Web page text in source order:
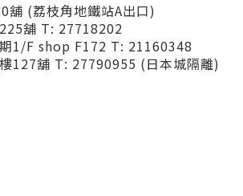
舖 (荔枝角地鐵站A出口)
舖 T: 27718202
1/F shop F172 T: 21160348
127舖 T: 27790955 (日本城隔離)